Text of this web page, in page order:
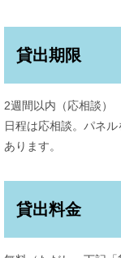
貸出期限
2週間以内（応相談）
日程は応相談。パネ
あります。
貸出料金